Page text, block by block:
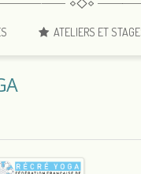
ATELIERS ET